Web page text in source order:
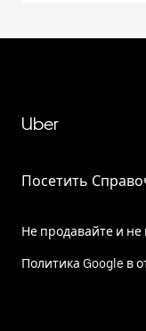
Uber
Посетить
Не продавайте и
Политика Google в